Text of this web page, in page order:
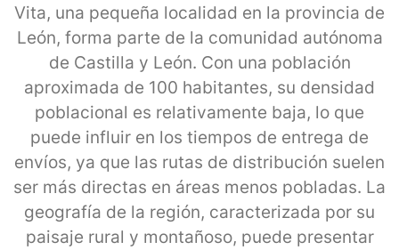
Vita, una pequeña localidad en la provincia de
León, forma parte de la comunidad autónoma
de Castilla y León. Con una población
aproximada de 100 habitantes, su densidad
poblacional es relativamente baja, lo que
puede influir en los tiempos de entrega de
envíos, ya que las rutas de distribución suelen
ser más directas en áreas menos pobladas. La
geografía de la región, caracterizada por su
paisaje rural y montañoso, puede presentar